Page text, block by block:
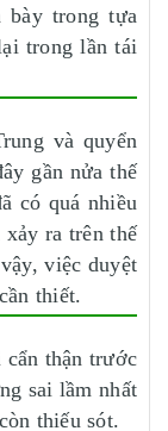
trong tựa
trong lần tái
và quyển
gần nửa thế
có quá nhiều
ra trên thế
việc duyệt
thiết.
thận trước
sai lầm nhất
thiếu sót.